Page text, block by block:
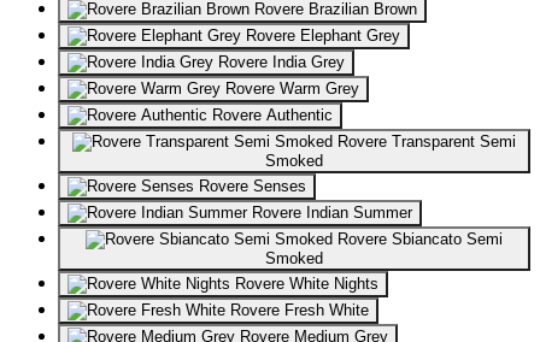
Rovere Brazilian Brown
Rovere Elephant Grey
Rovere India Grey
Rovere Warm Grey
Rovere Authentic
Rovere Transparent Semi
Smoked
Rovere Senses
Rovere Indian Summer
Rovere Sbiancato Semi
Smoked
Rovere White Nights
Rovere Fresh White
Rovere Medium Grey